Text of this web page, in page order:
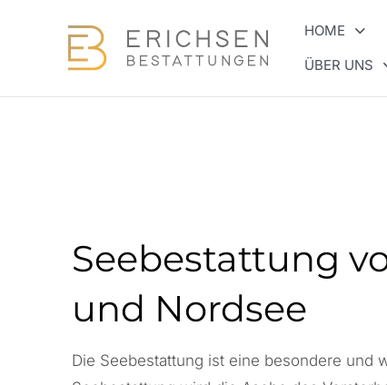
HOME
ÜBER UNS
Seebestattung
und Nordsee
Die Seebestattung ist eine besondere und